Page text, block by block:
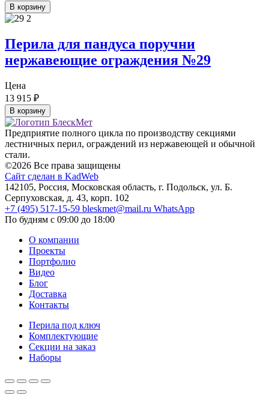
В корзину
Перила для пандуса поручни
нержавеющие ограждения №29
Цена
13 915 ₽
В корзину
Предприятие полного цикла по производству секциями
лестничных перил, ограждений из нержавеющей и обычной
стали.
©2026 Все права защищены
Сайт сделан в KadWeb
142105, Россия, Московская область, г. Подольск, ул. Б.
Серпуховская, д. 43, корп. 102
+7 (495) 517-15-59 bleskmet@mail.ru WhatsApp
По будням с 09:00 до 18:00
О компании
Проекты
Портфолио
Видео
Блог
Доставка
Контакты
Перила под ключ
Комплектующие
Секции на заказ
Наборы